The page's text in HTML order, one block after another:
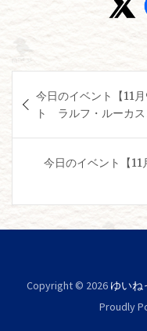
稿
ナ
ビ
ー
シ
ン
今日のイベント【11
ト ラルフ・ルーカ
今日のイベント【
Copyright © 2026 ゆいね
Proudly